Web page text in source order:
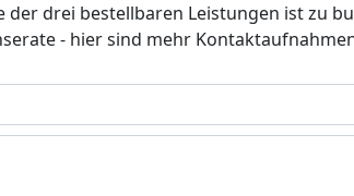
drei bestellbaren Leistungen ist zu
- hier sind mehr